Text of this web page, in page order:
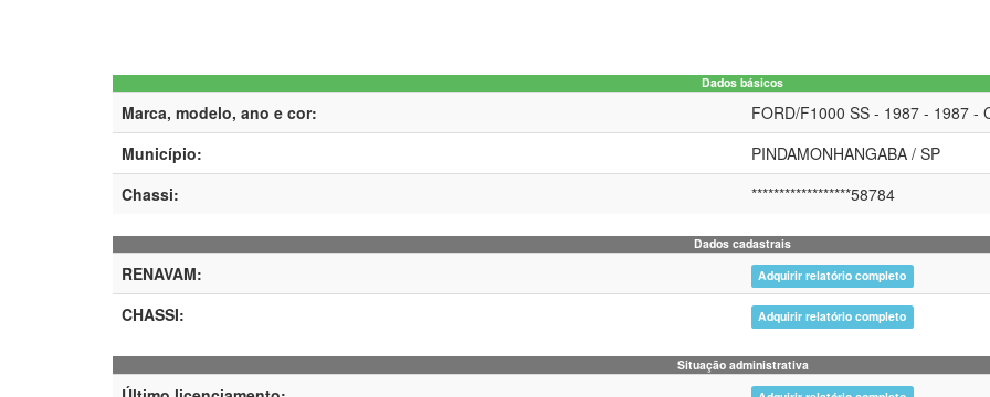
Dados básicos
Marca, modelo, ano e cor:
FORD/F1000 SS - 1987 - 1987 -
Município:
PINDAMONHANGABA / SP
Chassi:
******************58784
Dados cadastrais
RENAVAM: Adquirir relatório completo
CHASSI: Adquirir relatório completo
Situação administrativa